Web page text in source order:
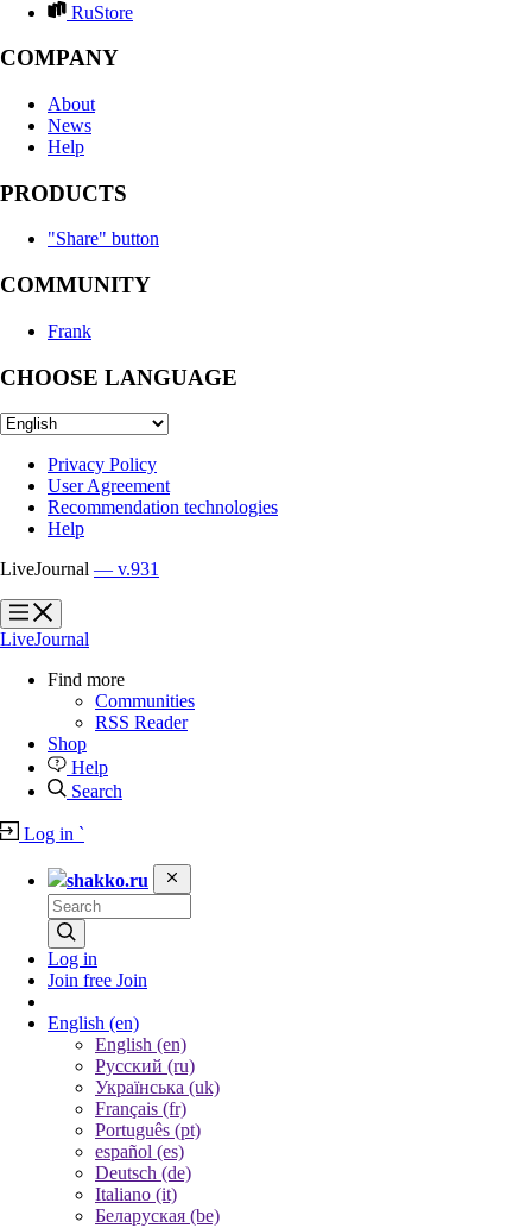
RuStore
COMPANY
About
News
Help
PRODUCTS
"Share" button
COMMUNITY
Frank
CHOOSE LANGUAGE
Privacy Policy
User Agreement
Recommendation technologies
Help
LiveJournal — v.931
?
?
LiveJournal
Find more
Communities
RSS Reader
Shop
Help
Search
Log in `
shakko.ru
Log in
Join free Join
English (en)
English (en)
Русский (ru)
Українська (uk)
Français (fr)
Português (pt)
español (es)
Deutsch (de)
Italiano (it)
Беларуская (be)